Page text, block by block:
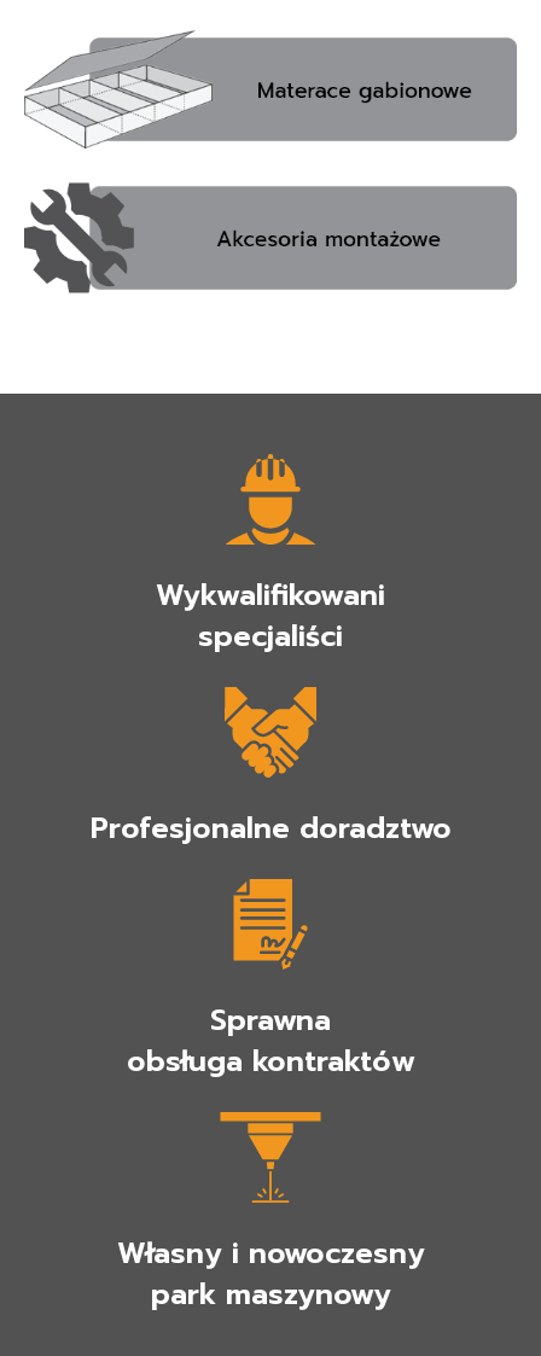
Wykwalifikowani
specjaliści
Profesjonalne doradztwo
Sprawna
obsługa kontraktów
Własny i nowoczesny
park maszynowy